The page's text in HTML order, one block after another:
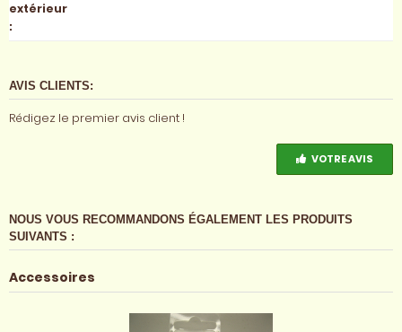
extérieur
:
AVIS CLIENTS:
Rédigez le premier avis client !
VOTRE AVIS
NOUS VOUS RECOMMANDONS ÉGALEMENT LES PRODUITS
SUIVANTS :
Accessoires